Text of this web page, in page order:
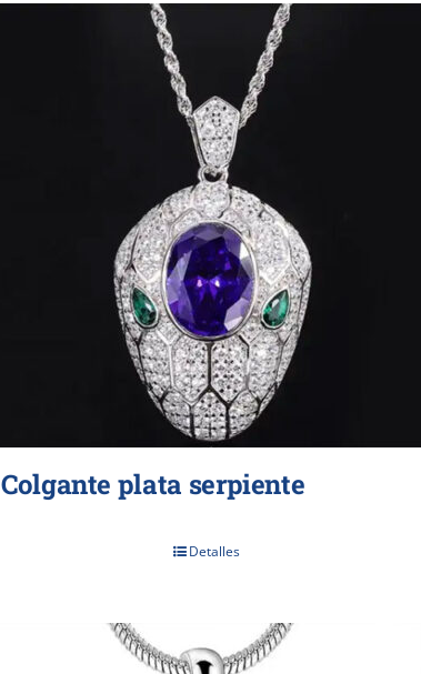
Colgante plata serpiente
Detalles